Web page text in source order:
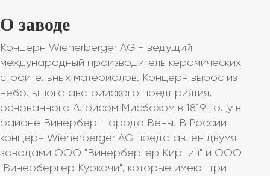
О заводе
Концерн Wienerberger AG - ведущий
международный производитель керамических
строительных материалов. Концерн вырос из
небольшого австрийского предприятия,
основанного Алоисом Мисбахом в 1819 году в
районе Винерберг города Вены. В России
концерн Wienerberger AG представлен двумя
заводами ООО "Винербергер Кирпич" и ООО
"Винербергер Куркачи", которые имеют три